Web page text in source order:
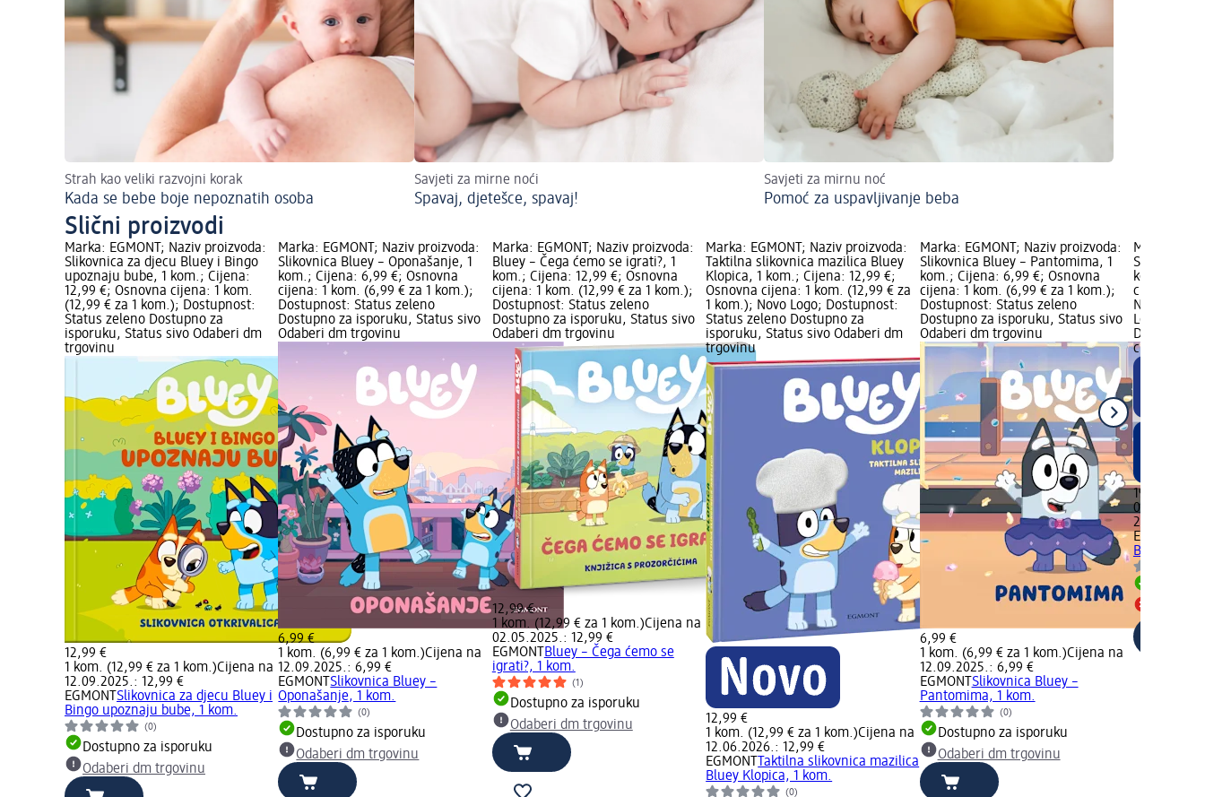
Strah kao veliki razvojni korak
Kada se bebe boje nepoznatih osoba
Savjeti za mirne noći
Spavaj, djetešce, spavaj!
Savjeti za mirnu noć
Pomoć za uspavljivanje beba
Slični proizvodi
Marka: EGMONT; Naziv proizvoda:
Slikovnica za djecu Bluey i Bingo
upoznaju bube, 1 kom.; Cijena:
12,99 €; Osnovna cijena: 1 kom.
(12,99 € za 1 kom.); Dostupnost:
Status zeleno Dostupno za
isporuku, Status sivo Odaberi dm
trgovinu
12,99 €
1 kom. (12,99 € za 1 kom.)Cijena na
12.09.2025.: 12,99 €
EGMONTSlikovnica za djecu Bluey i
Bingo upoznaju bube, 1 kom.
(0)
Dostupno za isporuku
Odaberi dm trgovinu
Marka: EGMONT; Naziv proizvoda:
Slikovnica Bluey – Oponašanje, 1
kom.; Cijena: 6,99 €; Osnovna
cijena: 1 kom. (6,99 € za 1 kom.);
Dostupnost: Status zeleno
Dostupno za isporuku, Status sivo
Odaberi dm trgovinu
6,99 €
1 kom. (6,99 € za 1 kom.)Cijena na
12.09.2025.: 6,99 €
EGMONTSlikovnica Bluey –
Oponašanje, 1 kom.
(0)
Dostupno za isporuku
Odaberi dm trgovinu
Marka: EGMONT; Naziv proizvoda:
Bluey – Čega ćemo se igrati?, 1
kom.; Cijena: 12,99 €; Osnovna
cijena: 1 kom. (12,99 € za 1 kom.);
Dostupnost: Status zeleno
Dostupno za isporuku, Status sivo
Odaberi dm trgovinu
12,99 €
1 kom. (12,99 € za 1 kom.)Cijena na
02.05.2025.: 12,99 €
EGMONTBluey – Čega ćemo se
igrati?, 1 kom.
(1)
Dostupno za isporuku
Odaberi dm trgovinu
Marka: EGMONT; Naziv proizvoda:
Taktilna slikovnica mazilica Bluey
Klopica, 1 kom.; Cijena: 12,99 €;
Osnovna cijena: 1 kom. (12,99 € za
1 kom.); Novo Logo; Dostupnost:
Status zeleno Dostupno za
isporuku, Status sivo Odaberi dm
trgovinu
12,99 €
1 kom. (12,99 € za 1 kom.)Cijena na
12.06.2026.: 12,99 €
EGMONTTaktilna slikovnica mazilica
Bluey Klopica, 1 kom.
(0)
Marka: EGMONT; Naziv proizvoda:
Slikovnica Bluey – Pantomima, 1
kom.; Cijena: 6,99 €; Osnovna
cijena: 1 kom. (6,99 € za 1 kom.);
Dostupnost: Status zeleno
Dostupno za isporuku, Status sivo
Odaberi dm trgovinu
6,99 €
1 kom. (6,99 € za 1 kom.)Cijena na
12.09.2025.: 6,99 €
EGMONTSlikovnica Bluey –
Pantomima, 1 kom.
(0)
Dostupno za isporuku
Odaberi dm trgovinu
Marka:
Slikovnica
kom.;
cijena: 0,3
Novo
Logo;
Dostupno
crveno Sve
19,99 €
0,3 kg
EGMONT
Bluey, 1